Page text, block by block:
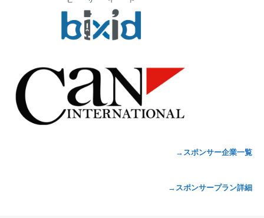
→スポンサー企業一覧
→スポンサープラン詳細